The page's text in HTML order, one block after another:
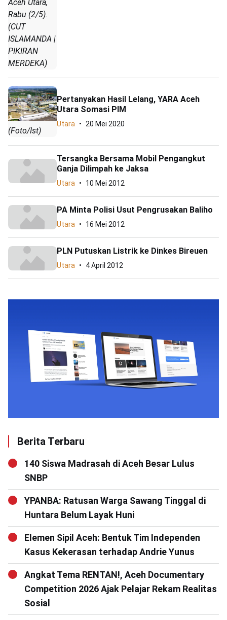
Aceh Utara,
Rabu (2/5).
(CUT
ISLAMANDA |
PIKIRAN
MERDEKA)
(Foto/Ist)
Pertanyakan Hasil Lelang, YARA Aceh
Utara Somasi PIM
Utara 20 Mei 2020
Tersangka Bersama Mobil Pengangkut
Ganja Dilimpah ke Jaksa
Utara 10 Mei 2012
PA Minta Polisi Usut Pengrusakan Baliho
Utara 16 Mei 2012
PLN Putuskan Listrik ke Dinkes Bireuen
Utara 4 April 2012
Berita Terbaru
140 Siswa Madrasah di Aceh Besar Lulus
SNBP
YPANBA: Ratusan Warga Sawang Tinggal di
Huntara Belum Layak Huni
Elemen Sipil Aceh: Bentuk Tim Independen
Kasus Kekerasan terhadap Andrie Yunus
Angkat Tema RENTAN!, Aceh Documentary
Competition 2026 Ajak Pelajar Rekam Realitas
Sosial